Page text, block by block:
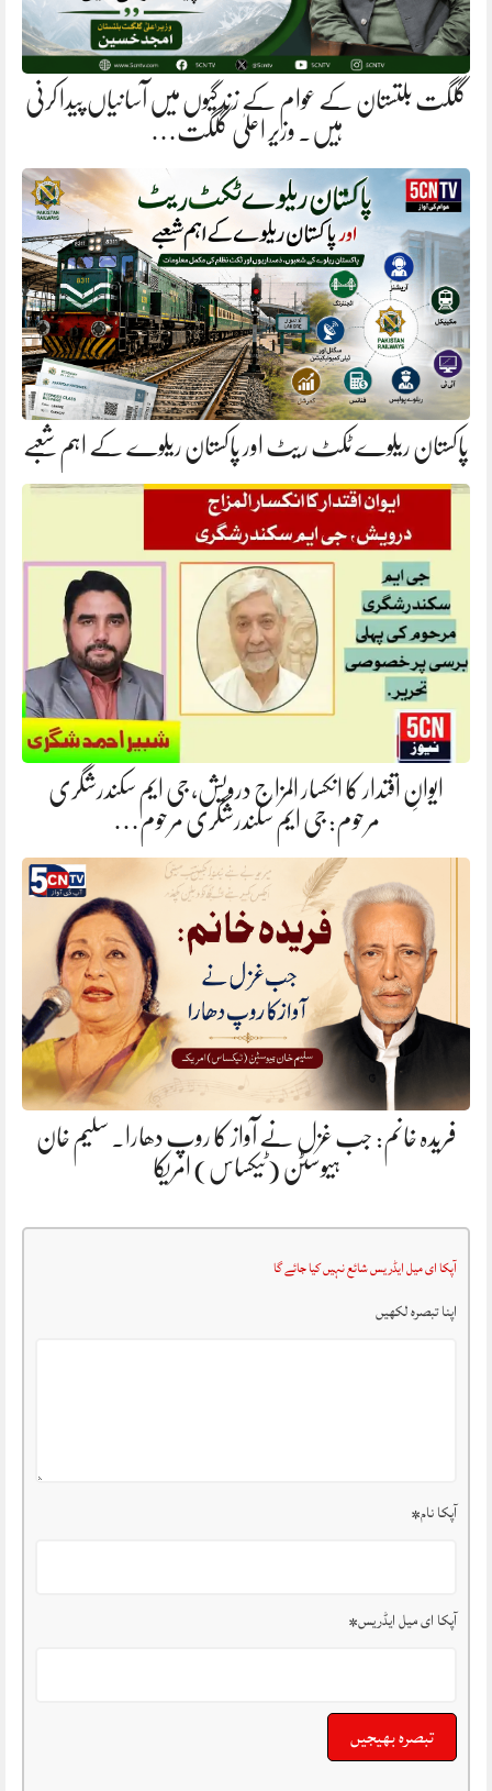
گلگت بلتستان کے عوام کے زندگیوں میں آسانیاں پیدا کرنی
ہیں. وزیر اعلیٰ گلگت…
پاکستان ریلوے ٹکٹ ریٹ اور پاکستان ریلوے کے اہم شعبے
ایوانِ اقتدار کا انکسار المزاج درویش، جی ایم سکندرشگری
مرحوم: جی ایم سکندرشگری مرحوم…
فریدہ خانم: جب غزل نے آواز کا روپ دھارا. سلیم خان
ہیوسٹن (ٹیکساس) امریکا
آپکا ای میل ایڈریس شائع نہیں کیا جائے گا
اپنا تبصرہ لکھیں
آپکا نام*
آپکا ای میل ایڈریس*